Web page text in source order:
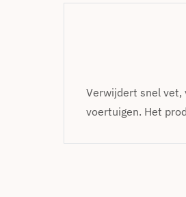
Verwijdert snel vet,
voertuigen. Het